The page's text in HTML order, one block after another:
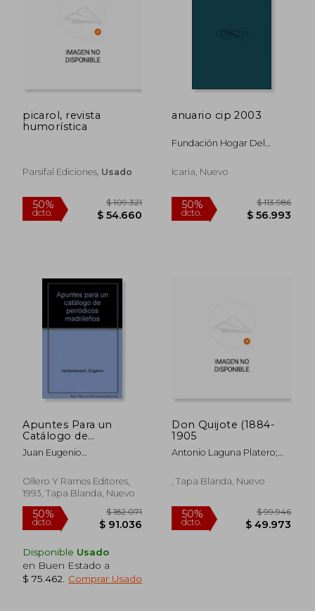
$ 46.430
picarol, revista
humorística
Parsifal Ediciones, Usado
anuario cip 2003
Fundación Hogar Del
Investigación Para La Paz
Icaria, Nuevo
Apuntes Para un
Catálogo de
Periódicos
Madrileños, Desde el
(Obra Premiada por
la Biblioteca Nacional
Público de 1873).
Edición Facsímil.
Juan Eugenio
Ollero Y Ramos Editores,
1993, Tapa Blanda, Nuevo
Disponible Usado
en Buen Estado a
$ 75.462
Comprar Usado
Don Quijote (1884-
1905
Antonio Laguna Platero;
Mart&Iacute;Nez Gallego;
Luis M Sujatovich
, Tapa Blanda, Nuevo